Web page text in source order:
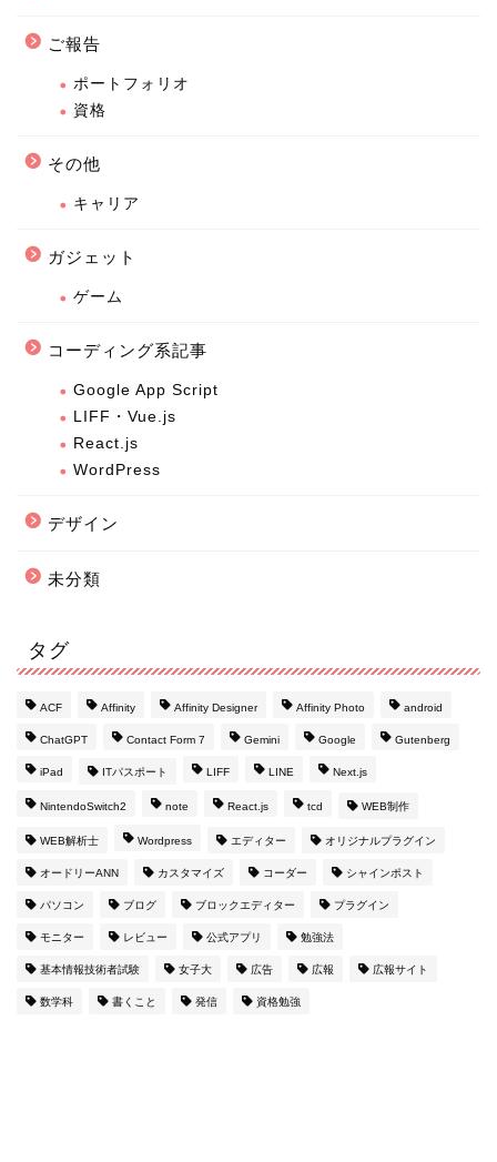
ご報告
ポートフォリオ
資格
その他
キャリア
ガジェット
ゲーム
コーディング系記事
Google App Script
LIFF・Vue.js
React.js
WordPress
デザイン
未分類
タグ
ACF Affinity Affinity Designer Affinity Photo android
ChatGPT Contact Form 7 Gemini Google Gutenberg
iPad ITパスポート LIFF LINE Next.js
NintendoSwitch2 note React.js tcd WEB制作
WEB解析士 Wordpress エディター オリジナルプラグイン
オードリーANN カスタマイズ コーダー シャインポスト
パソコン ブログ ブロックエディター プラグイン
モニター レビュー 公式アプリ 勉強法
基本情報技術者試験 女子大 広告 広報 広報サイト
数学科 書くこと 発信 資格勉強